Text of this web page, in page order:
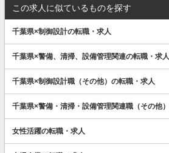
この求人に似ているものを探す
千葉県×制御設計の転職・求人
千葉県×警備、清掃、設備管理関連の転職・求人
千葉県×制御設計職（その他）の転職・求人
千葉県×警備・清掃・設備管理関連職（その他
女性活躍の転職・求人